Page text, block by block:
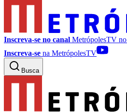
Inscreva-se no canal MetrópolesTV no
Inscreva-se na MetrópolesTV
Busca